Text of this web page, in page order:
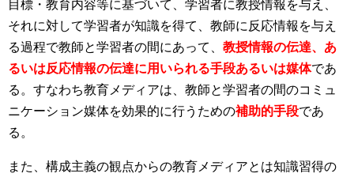
目標・教育内容等に基づいて、学習者に教授情報を与え、
それに対して学習者が知識を得て、教師に反応情報を与え
る過程で教師と学習者の間にあって、 教授情報の伝達、あ
るいは反応情報の伝達に用いられる手段あるいは媒体であ
る。すなわち教育メディアは、教師と学習者の間のコミュ
ニケーション媒体を効果的に行うための補助的手段であ
る。
また、構成主義の観点からの教育メディアとは知識習得の